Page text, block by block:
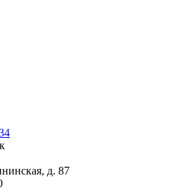
д. 87